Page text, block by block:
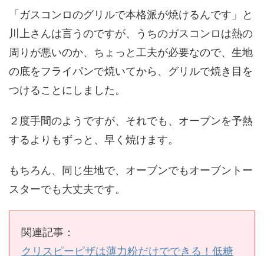
「ガスコンロのグリルで本格派が焼けるんです」と
川上さんは言うのですが、うちのガスコンロは熱の
周りが悪いのか、ちょっと工夫が必要なので、生地
の底をフライパンで焼いてから、グリルで焼き目を
つけることにしました。
２度手間のようですが、それでも、オーブンを予熱
するよりもずっと、早く焼けます。
もちろん、同じ生地で、オーブンでもオーブントー
スターでも大丈夫です。
関連記事：
クリスピーピザは薄力粉だけでできる！低糖